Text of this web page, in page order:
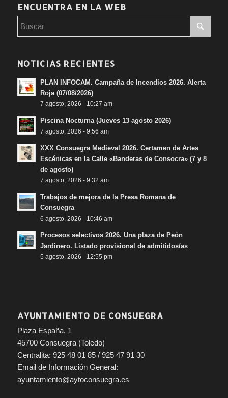
ENCUENTRA EN LA WEB
NOTICIAS RECIENTES
PLAN INFOCAM. Campaña de Incendios 2026. Alerta
Roja (07/08/2026)
7 agosto, 2026 - 10:27 am
Piscina Nocturna (Jueves 13 agosto 2026)
7 agosto, 2026 - 9:56 am
XXX Consuegra Medieval 2026. Certamen de Artes
Escénicas en la Calle «Banderas de Consocra» (7 y 8
de agosto)
7 agosto, 2026 - 9:32 am
Trabajos de mejora de la Presa Romana de
Consuegra
6 agosto, 2026 - 10:46 am
Procesos selectivos 2026. Una plaza de Peón
Jardinero. Listado provisional de admitidos/as
5 agosto, 2026 - 12:55 pm
AYUNTAMIENTO DE CONSUEGRA
Plaza España, 1
45700 Consuegra (Toledo)
Centralita: 925 48 01 85 / 925 47 91 30
Email de Información General:
ayuntamiento@aytoconsuegra.es